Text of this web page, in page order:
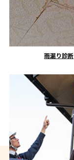
雨漏り診断